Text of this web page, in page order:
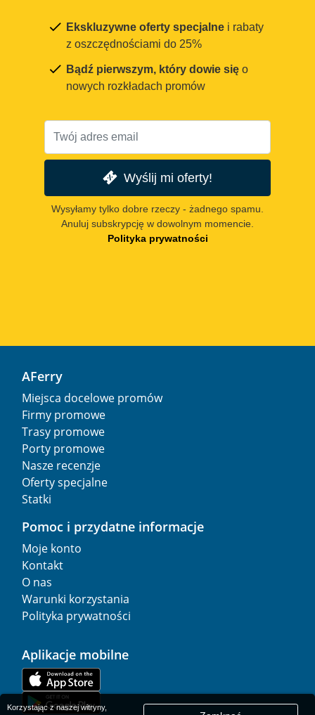
Ekskluzywne oferty specjalne i rabaty
z oszczędnościami do 25%
Bądź pierwszym, który dowie się o
nowych rozkładach promów
Wyślij mi oferty!
Wysyłamy tylko dobre rzeczy - żadnego spamu.
Anuluj subskrypcję w dowolnym momencie.
Polityka prywatności
AFerry
Miejsca docelowe promów
Firmy promowe
Trasy promowe
Porty promowe
Nasze recenzje
Oferty specjalne
Statki
Pomoc i przydatne informacje
Moje konto
Kontakt
O nas
Warunki korzystania
Polityka prywatności
Aplikacje mobilne
Korzystając z naszej witryny,